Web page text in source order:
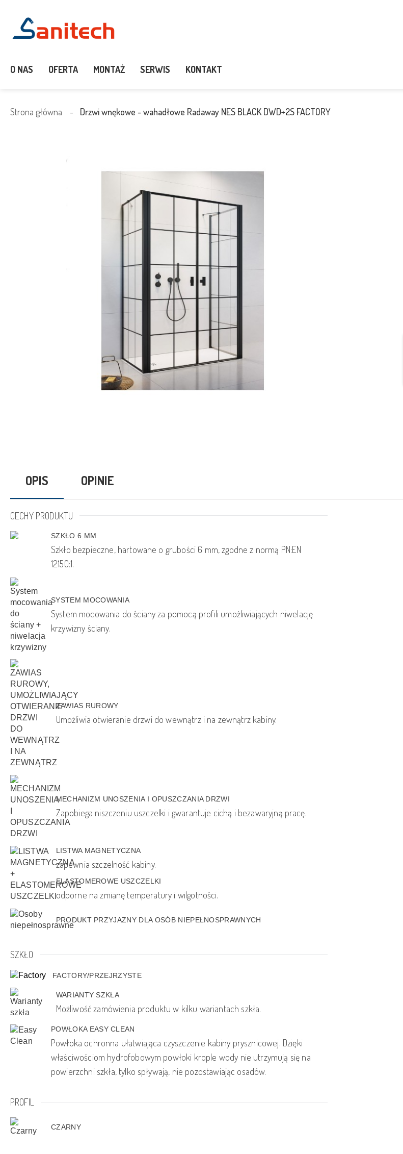
O NAS OFERTA MONTAŻ SERWIS KONTAKT
Strona główna Drzwi wnękowe - wahadłowe Radaway NES BLACK DWD+2S FACTORY
OPIS OPINIE
CECHY PRODUKTU
SZKŁO 6 MM
Szkło bezpieczne, hartowane o grubości 6 mm, zgodne z normą PN:EN
12150:1.
SYSTEM MOCOWANIA
System mocowania do ściany za pomocą profili umożliwiających niwelację
krzywizny ściany.
ZAWIAS RUROWY
Umożliwia otwieranie drzwi do wewnątrz i na zewnątrz kabiny.
MECHANIZM UNOSZENIA I OPUSZCZANIA DRZWI
Zapobiega niszczeniu uszczelki i gwarantuje cichą i bezawaryjną pracę.
LISTWA MAGNETYCZNA
zapewnia szczelność kabiny.
ELASTOMEROWE USZCZELKI
odporne na zmianę temperatury i wilgotności.
PRODUKT PRZYJAZNY DLA OSÓB NIEPEŁNOSPRAWNYCH
SZKŁO
FACTORY/PRZEJRZYSTE
WARIANTY SZKŁA
Możliwość zamówienia produktu w kilku wariantach szkła.
POWŁOKA EASY CLEAN
Powłoka ochronna ułatwiająca czyszczenie kabiny prysznicowej. Dzięki
właściwościom hydrofobowym powłoki krople wody nie utrzymują się na
powierzchni szkła, tylko spływają, nie pozostawiając osadów.
PROFIL
CZARNY